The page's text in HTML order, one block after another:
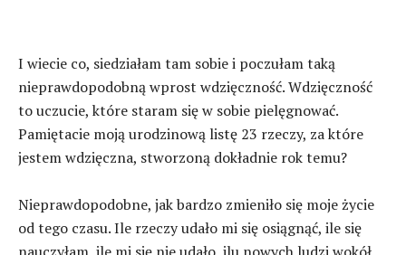
I wiecie co, siedziałam tam sobie i poczułam taką
nieprawdopodobną wprost wdzięczność. Wdzięczność
to uczucie, które staram się w sobie pielęgnować.
Pamiętacie moją urodzinową listę 23 rzeczy, za które
jestem wdzięczna, stworzoną dokładnie rok temu?
Nieprawdopodobne, jak bardzo zmieniło się moje życie
od tego czasu. Ile rzeczy udało mi się osiągnąć, ile się